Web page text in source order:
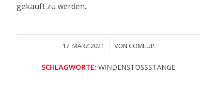
gekauft zu werden..
17. MÄRZ 2021
/ VON COMEUP
SCHLAGWORTE: WINDENSTOSSSTANGE